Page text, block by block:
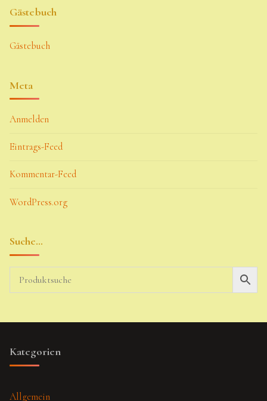
Gästebuch
Gästebuch
Meta
Anmelden
Eintrags-Feed
Kommentar-Feed
WordPress.org
Suche…
Kategorien
Allgemein